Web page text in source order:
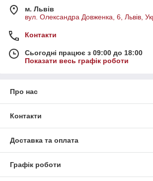
м. Львів
вул. Олександра Довженка, 6, Львів,
Контакти
Сьогодні працює з 09:00 до 18:00
Показати весь графік роботи
Про нас
Контакти
Доставка та оплата
Графік роботи